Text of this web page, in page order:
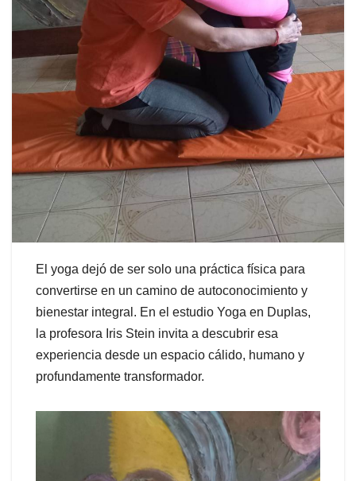
El yoga dejó de ser solo una práctica física para
convertirse en un camino de autoconocimiento y
bienestar integral. En el estudio Yoga en Duplas,
la profesora Iris Stein invita a descubrir esa
experiencia desde un espacio cálido, humano y
profundamente transformador.